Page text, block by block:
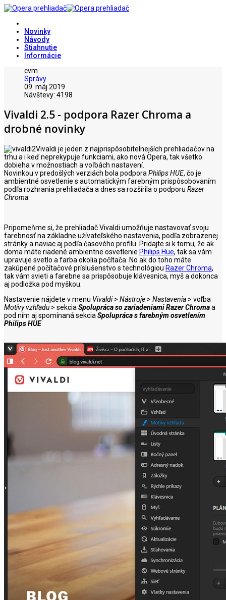
Novinky
Návody
Stiahnutie
Informácie
cvm
Správy
09. máj 2019
Návštevy: 4198
Vivaldi 2.5 - podpora Razer Chroma a
drobné novinky
Vivaldi je jeden z najprispôsobitelnejších prehliadačov na
trhu a i keď neprekypuje funkciami, ako nová Opera, tak všetko
dobieha v možnostiach a voľbách nastavení.
Novinkou v predošlých verziách bola podpora Philips HUE, čo je
ambientné osvetlenie s automatickým farebným prispôsobovaním
podľa rozhrania prehliadača a dnes sa rozšírila o podporu Razer
Chroma
Pripomeňme si, že prehliadač Vivaldi umožňuje nastavovať svoju
farebnosť na základne užívateľského nastavenia, podľa zobrazenej
stránky a naviac aj podľa časového profilu. Pridajte si k tomu, že ak
doma máte riadené ambientne osvetlenie Philips Hue, tak sa vám
upravuje svetlo a farba okolia počítača. No ak do toho máte
zakúpené počítačové príslušenstvo s technológiou Razer Chroma,
tak vám svieti a farebne sa prispôsobuje klávesnica, myš a dokonca
aj podložka pod myškou.
Nastavenie nájdete v menu Vivaldi> Nástroje > Nastavenia > voľba
Motívy vzhľadu > sekcia Spolupráca so zariadeniami Razer Chromaa
pod ním aj spomínaná sekcia Spolupráca s farebným osvetlením
Philips HUE